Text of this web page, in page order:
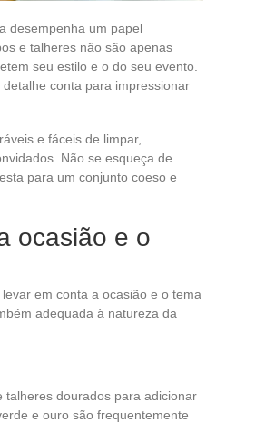
desempenha um papel
e talheres não são apenas
seu estilo e o do seu evento.
conta para impressionar
e fáceis de limpar,
Não se esqueça de
para um conjunto coeso e
ocasião e o
em conta a ocasião e o tema
adequada à natureza da
talheres dourados para adicionar
e ouro são frequentemente